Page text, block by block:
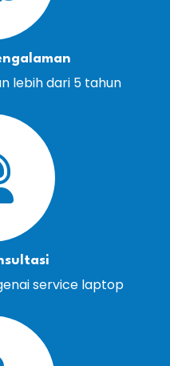
lebih dari 5 tahun
service laptop